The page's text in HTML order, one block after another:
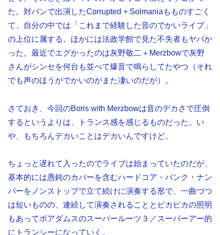
た。対バンで出演したCorrupted + Solmaniaもものすごく
て、自分の中では「これまで経験した音のでかいライブ」
の上位に属する。ほかには法政学館で見た不失者もヤバか
った。最近でエグかったのは灰野敬二＋Merzbowで灰野
さんがシンセを何台も並べて爆音で鳴らしてたやつ（それ
でも声のほうがでかいのがまた凄いのだが）。
さておき、今回のBoris with Merzbowは音のデカさで圧倒
するというよりは、トランス感を感じるものだった。い
や、もちろんデカいことはデカいんですけど。
ちょっと遅れて入ったのでライブは始まっていたのだが、
基本的には愚鈍のカバーを含むハードコア・パンク・ナン
バーをノンストップで立て続けに演奏する形で、一曲づつ
は短いものの、連続して演奏されることとビカビカの照明
もあってボアダムスのスーパールーツ３／スーパーアー的
にトランシーになっていく。